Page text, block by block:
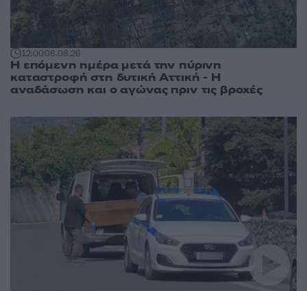
12:0008.08.26
Η επόμενη ημέρα μετά την πύρινη
καταστροφή στη δυτική Αττική - Η
αναδάσωση και ο αγώνας πριν τις βροχές